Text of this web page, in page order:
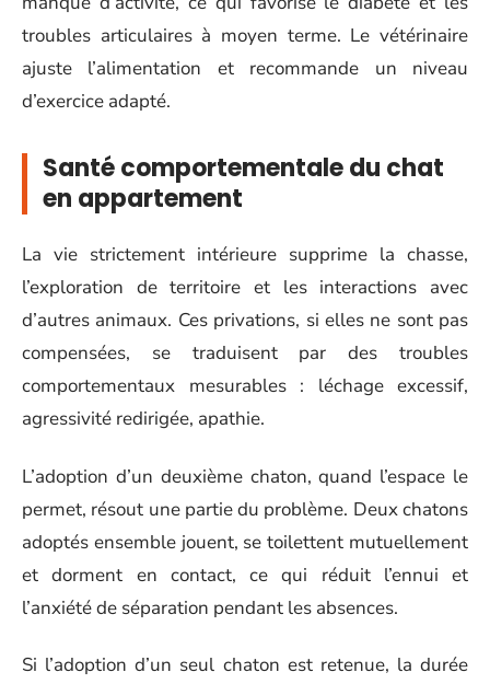
troubles articulaires à moyen terme. Le vétérinaire
ajuste l’alimentation et recommande un niveau
d’exercice adapté.
Santé comportementale du chat
en appartement
La vie strictement intérieure supprime la chasse,
l’exploration de territoire et les interactions avec
d’autres animaux. Ces privations, si elles ne sont pas
compensées, se traduisent par des troubles
comportementaux mesurables : léchage excessif,
agressivité redirigée, apathie.
L’adoption d’un deuxième chaton, quand l’espace le
permet, résout une partie du problème. Deux chatons
adoptés ensemble jouent, se toilettent mutuellement
et dorment en contact, ce qui réduit l’ennui et
l’anxiété de séparation pendant les absences.
Si l’adoption d’un seul chaton est retenue, la durée